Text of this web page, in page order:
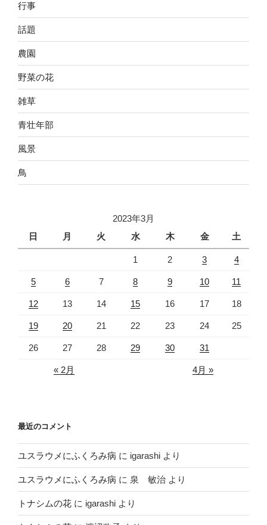
行事
話題
農園
野菜の花
雑草
青壮年部
風景
鳥
2023年3月
日
月 火 水 木 金 土
1 2 3 4
5 6 7 8 9 10 11
12 13 14 15 16 17 18
19 20 21 22 23 24 25
26 27 28 29 30 31
« 2月 4月 »
最近のコメント
ユスラウメにふくろみ病 に igarashi より
ユスラウメにふくろみ病 に 泉 敏治 より
トナシムの花 に igarashi より